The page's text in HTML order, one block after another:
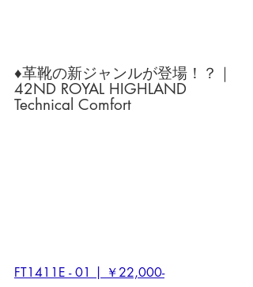
♦革靴の新ジャンルが登場！？｜
42ND ROYAL HIGHLAND
Technical Comfort
FT1411E - 01 | ￥22,000-